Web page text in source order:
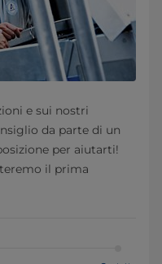
e sui nostri
da parte di un
per aiutarti!
il prima